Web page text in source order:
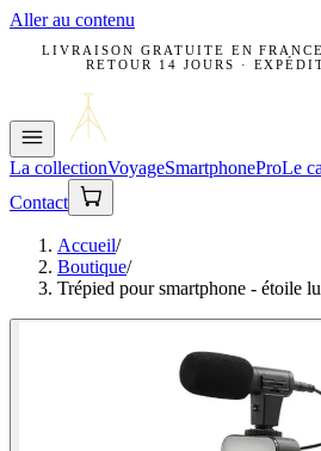
Aller au contenu
LIVRAISON GRATUITE EN
RETOUR 14 JOURS ·
La collectionVoyageSmartphoneProLe
Contact
Accueil/
Boutique/
Trépied pour smartphone - étoile